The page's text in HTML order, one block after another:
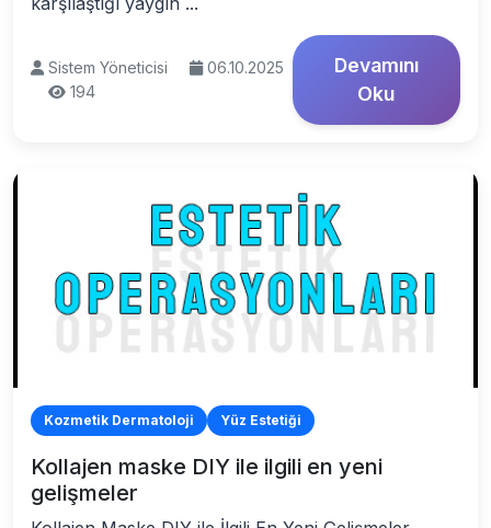
Sistem Yöneticisi
06.10.2025
194
Devamını
Oku
Kozmetik Dermatoloji Yüz Estetiği
Kollajen maske DIY ile ilgili en yeni
gelişmeler